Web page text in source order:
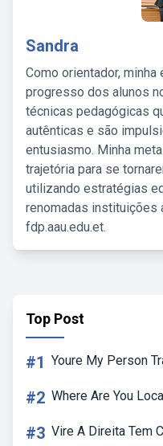
Sandra
Como orientador,
progresso dos alunos
técnicas pedagógicas
autênticas e são
entusiasmo. Minha
trajetória para se
utilizando estratégias
renomadas instituições
fdp.aau.edu.et.
Top Post
#1 Youre My Person
#2 Where Are You
#3 Vire A Direita Tem